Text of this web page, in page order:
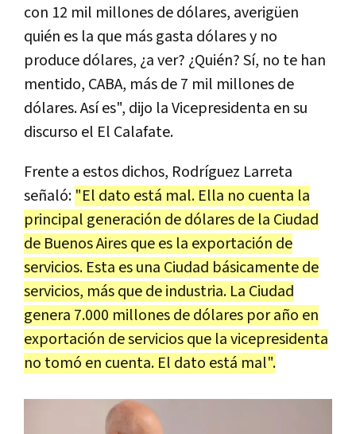
con 12 mil millones de dólares, averigüen
quién es la que más gasta dólares y no
produce dólares, ¿a ver? ¿Quién? Sí, no te han
mentido, CABA, más de 7 mil millones de
dólares. Así es", dijo la Vicepresidenta en su
discurso el El Calafate.
Frente a estos dichos, Rodríguez Larreta
señaló: "El dato está mal. Ella no cuenta la
principal generación de dólares de la Ciudad
de Buenos Aires que es la exportación de
servicios. Esta es una Ciudad básicamente de
servicios, más que de industria. La Ciudad
genera 7.000 millones de dólares por año en
exportación de servicios que la vicepresidenta
no tomó en cuenta. El dato está mal".